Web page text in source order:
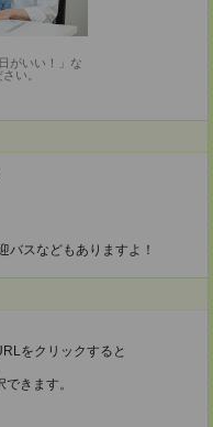
がいい！」な
い。
バスなどもありますよ！
をクリックすると
きます。